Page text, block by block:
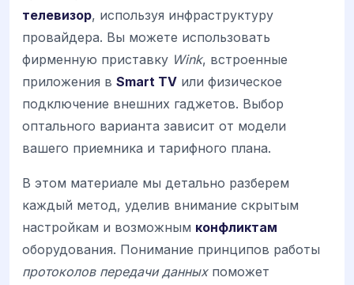
телевизор, используя инфраструктуру
провайдера. Вы можете использовать
фирменную приставку Wink, встроенные
приложения в Smart TV или физическое
подключение внешних гаджетов. Выбор
оптального варианта зависит от модели
вашего приемника и тарифного плана.
В этом материале мы детально разберем
каждый метод, уделив внимание скрытым
настройкам и возможным конфликтам
оборудования. Понимание принципов работы
протоколов передачи данныхпоможет